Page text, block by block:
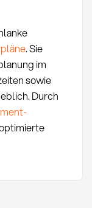
. Sie
im
sowie
Durch